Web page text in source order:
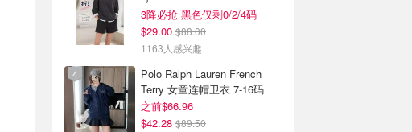
3降必抢 黑色仅剩0/2/4码
$29.00 $88.00
1163人感兴趣
Polo Ralph Lauren French
Terry 女童连帽卫衣 7-16码
之前$66.96
$42.28 $89.50